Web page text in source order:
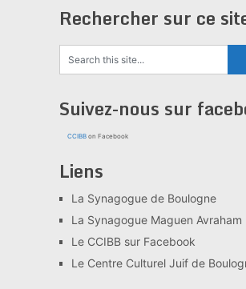
Rechercher sur ce
Suivez-nous sur
CCIBBon Facebook
Liens
La Synagogue de Boulogne
La Synagogue Maguen Avraham
Le CCIBB sur Facebook
Le Centre Culturel Juif de